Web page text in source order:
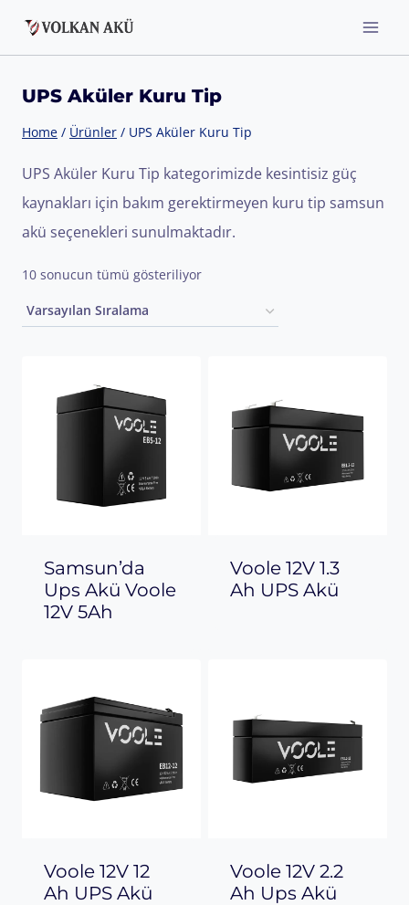
UPS Aküler Kuru Tip
Home / Ürünler / UPS Aküler Kuru Tip
UPS Aküler Kuru Tip kategorimizde kesintisiz güç
kaynakları için bakım gerektirmeyen kuru tip samsun
akü seçenekleri sunulmaktadır.
10 sonucun tümü gösteriliyor
Samsun’da
Ups Akü Voole
12V 5Ah
Voole 12V 1.3
Ah UPS Akü
Voole 12V 12
Ah UPS Akü
Voole 12V 2.2
Ah Ups Akü